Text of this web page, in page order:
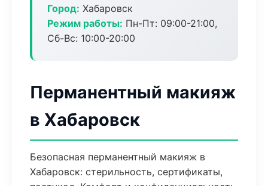
Город: Хабаровск
Режим работы: Пн-Пт: 09:00-21:00,
Сб-Вс: 10:00-20:00
Перманентный макияж
в Хабаровск
Безопасная перманентный макияж в
Хабаровск: стерильность, сертификаты,